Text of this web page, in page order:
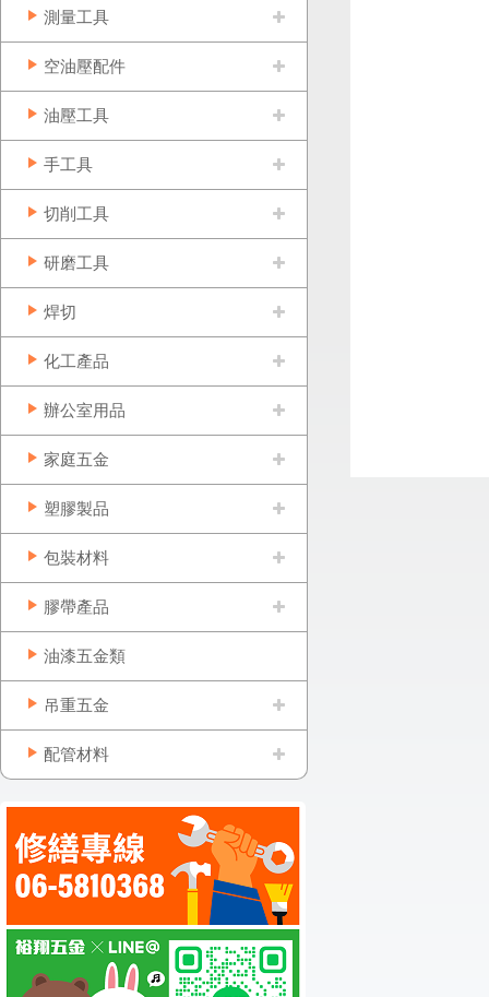
測量工具
空油壓配件
油壓工具
手工具
切削工具
研磨工具
焊切
化工產品
辦公室用品
家庭五金
塑膠製品
包裝材料
膠帶產品
油漆五金類
吊重五金
配管材料